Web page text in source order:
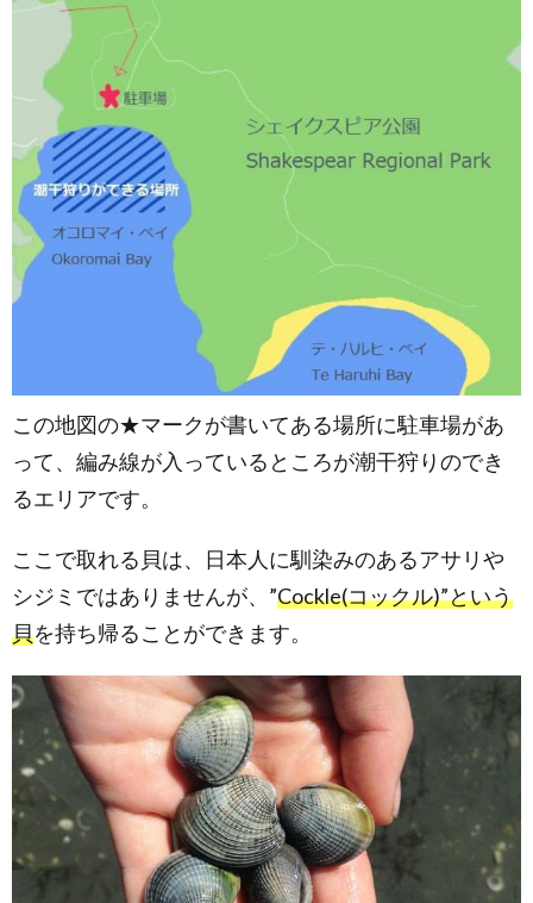
この地図の★マークが書いてある場所に駐車場があ
って、編み線が入っているところが潮干狩りのでき
るエリアです。
ここで取れる貝は、日本人に馴染みのあるアサリや
シジミではありませんが、”Cockle(コックル)”という
貝を持ち帰ることができます。